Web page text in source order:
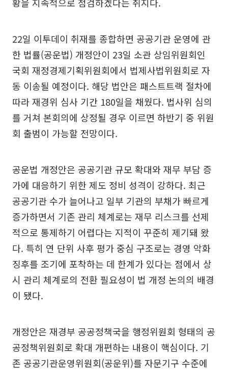
22일 이투데이 취재를 종합하면 공공기관 운영에 관
한 법률(공운법) 개정안이 23일 소관 상임위원회인
국회 재정경제기획위원회에서 법제사법위원회로 자
동 이송될 예정이다. 해당 법안은 패스트트랙 절차에
따라 재경위 심사 기간 180일을 채웠다. 법사위 심의
를 거쳐 본회의에 상정될 경우 이르면 하반기 중 위원
회 출범이 가능할 전망이다.
공운법 개정안은 공공기관 규모 확대와 재무 부담 증
가에 대응하기 위한 제도 정비 성격이 강하다. 최근
공공기관 수가 늘어나고 일부 기관의 부채가 빠르게
증가하면서 기존 관리 체계로는 재무 리스크를 선제
적으로 통제하기 어렵다는 지적이 꾸준히 제기돼 왔
다. 특히 연 단위 사후 평가 중심 구조로는 경영 악화
징후를 조기에 포착하는 데 한계가 있다는 점에서 상
시 관리 체계로의 전환 필요성이 법 개정 논의의 배경
이 됐다.
개정안은 재경부 공공정책국을 행정위원회 형태의 공
공정책위원회로 확대 개편하는 내용이 핵심이다. 기
존 공공기관운영위원회(공운위)를 자문기구 수준에